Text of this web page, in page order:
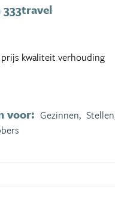
333travel
kwaliteit verhouding
voor: Gezinnen,